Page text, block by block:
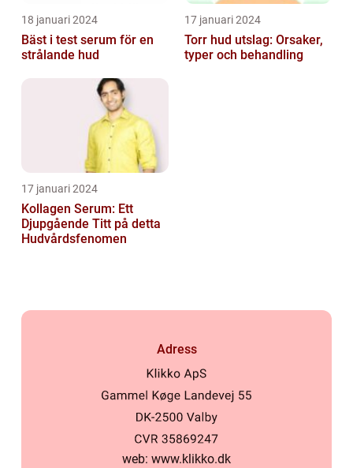
18 januari 2024
Bäst i test serum för en
strålande hud
17 januari 2024
Torr hud utslag: Orsaker,
typer och behandling
17 januari 2024
Kollagen Serum: Ett
Djupgående Titt på detta
Hudvårdsfenomen
Adress
web: www.klikko.dk